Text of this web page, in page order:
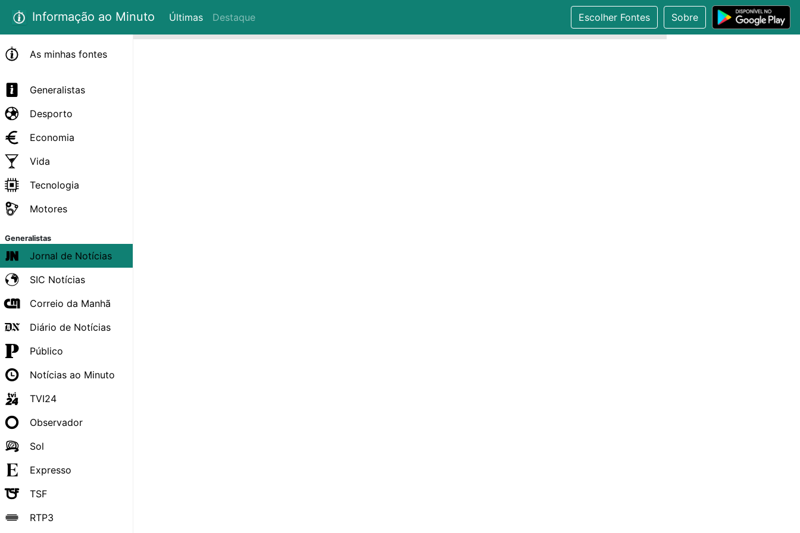
Informação ao Minuto Últimas Destaque Escolher Fontes Sobre
As minhas fontes
Generalistas
Desporto
Economia
Vida
Tecnologia
Motores
Generalistas
Jornal de Notícias
SIC Notícias
Correio da Manhã
Diário de Notícias
Público
Notícias ao Minuto
TVI24
Observador
Sol
Expresso
TSF
RTP3